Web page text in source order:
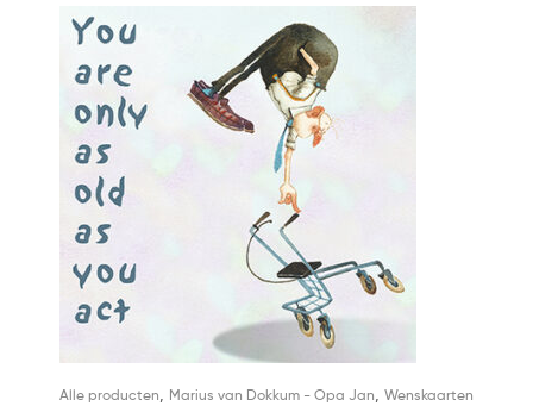
Alle producten Marius van Dokkum - Opa Jan Wenskaarten